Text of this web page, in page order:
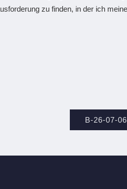
zu finden, in der ich
B-26-07-